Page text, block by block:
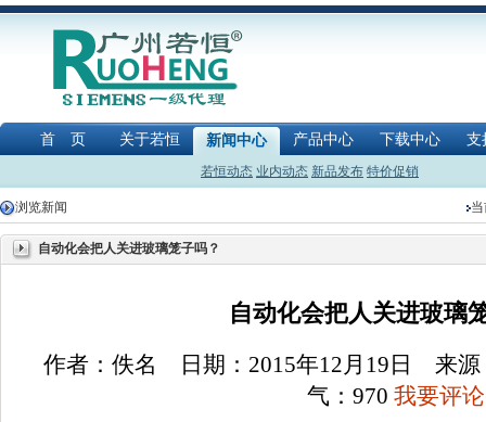
首 页 关于若恒 新闻中心 产品中心 下载中心 支
若恒动态 业内动态 新品发布 特价促销
浏览新闻
自动化会把人关进玻璃笼子吗？
自动化会把人关进玻璃
作者：佚名 日期：2015年12月19日 来
气： 970 我要评